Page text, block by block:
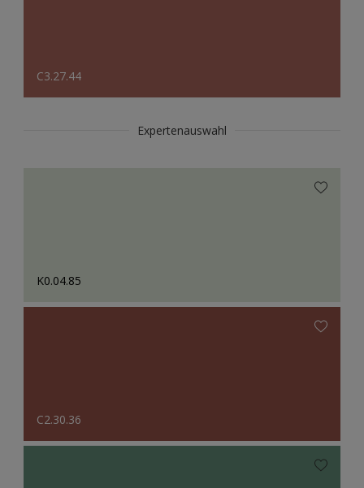
C3.27.44
Expertenauswahl
K0.04.85
C2.30.36